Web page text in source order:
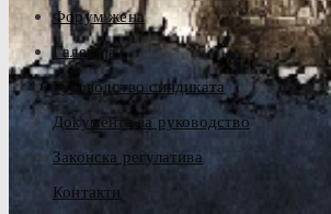
Форум жена
Галерија
Руководство синдиката
Документа за руководство
Законска регулатива
Контакти